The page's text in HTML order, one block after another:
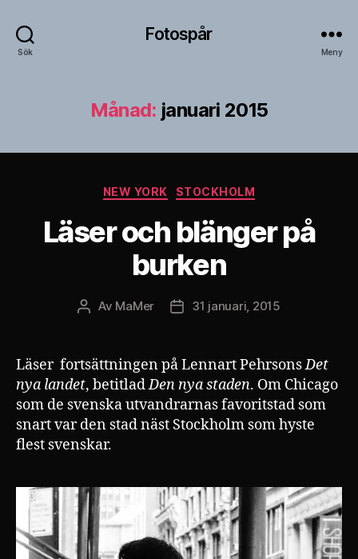
Sök
Fotospår
Meny
Månad: januari 2015
Kategorier
NEW YORK STOCKHOLM
Läser och blänger på
burken
Inläggsförfattare
Av MaMer Inläggsdatum
31 januari, 2015
Läser fortsättningen på Lennart PehrsonsDet
nya landet, betitladDen nya staden. Om Chicago
som de svenska utvandrarnas favoritstad som
snart var den stad näst Stockholm som hyste
flest svenskar.